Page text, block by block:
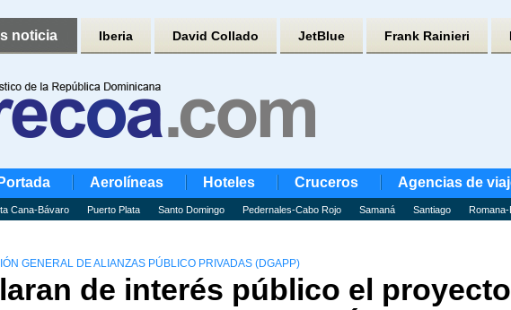
noticia Iberia David Collado JetBlue Frank Rainieri
Portada Aerolíneas Hoteles Cruceros Agencias de
Cana-Bávaro Puerto Plata Santo Domingo Pedernales-Cabo Rojo Samaná Santiago
GENERAL DE ALIANZAS PÚBLICO PRIVADAS (DGAPP)
de interés público el proyecto